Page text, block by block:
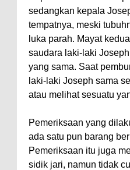
sedangkan kepala
tempatnya, meski
luka parah. Mayat
saudara laki-laki
yang sama. Saat
laki-laki Joseph sama
atau melihat sesuatu
Pemeriksaan yang
ada satu pun barang
Pemeriksaan itu juga
sidik jari, namun tidak